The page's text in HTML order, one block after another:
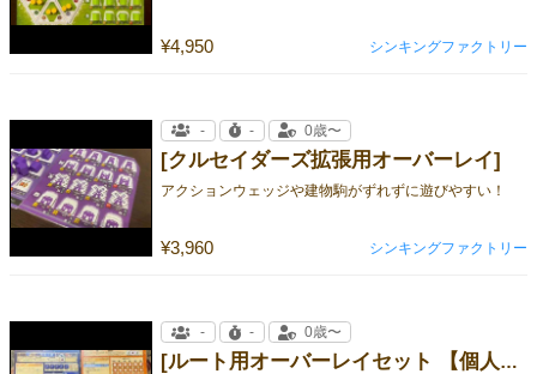
¥4,950 シンキングファクトリー
[クルセイダーズ拡張用オーバーレイ]
アクションウェッジや建物駒がずれずに遊びやすい！
¥3,960
- - 0歳〜
シンキングファクトリー
[ルート用オーバーレイセット 【個人ボード4陣営 ＋クラフトアイテム】]
- - 0歳〜